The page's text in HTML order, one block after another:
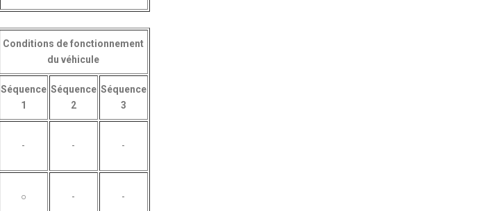
Conditions de fonctionnement
du véhicule
Séquence
1
Séquence
2
Séquence
3
- - -
○ - -